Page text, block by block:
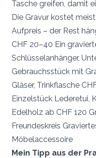
Tasche greifen, damit
Die Gravur kostet
Aufpreis – der Rest
CHF 20–40 Ein
Schlüsselanhänger,
Gebrauchsstück mit
Gläser, Trinkflasche
Einzelstück Lederetui,
Edelholz ab CHF 120
Freundeskreis
Möbelaccessoire
Mein Tipp aus der